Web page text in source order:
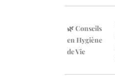
🌿 Conseils
en Hygiène
de Vie